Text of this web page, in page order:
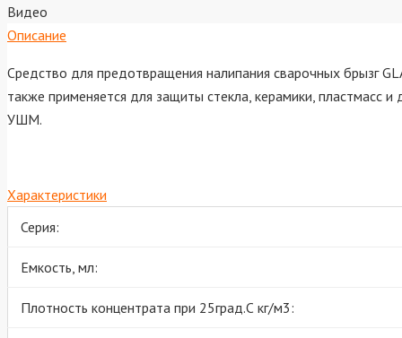
Видео
Описание
Средство для предотвращения налипания сварочных брызг
также применяется для защиты стекла, керамики, пластмасс
УШМ.
Характеристики
Серия:
Емкость, мл:
Плотность концентрата при 25град.С кг/м3: